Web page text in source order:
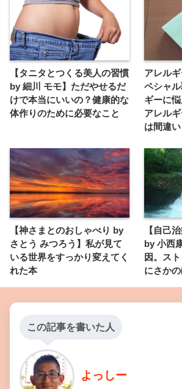
【タニタとつくる美人の習慣
by 細川 モモ】ただやせるだ
けで本当にいいの？健康的な
体作りのために必要なこと
アレル
ペシャ
ギーに
アレル
は間違い
【神さまとのおしゃべり by
さとう みつろう】私が見て
いる世界をすっかり変えてく
れた本
【自己
by 小西
因。ス
にさか
この記事を書いた人
よっしー